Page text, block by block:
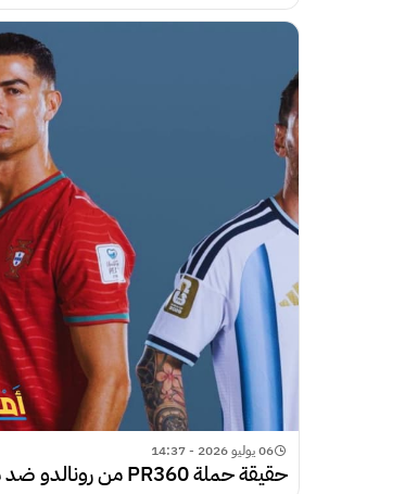
06 يوليو 2026 - 14:37
حقيقة حملة PR360 من رونالدو ضد ميسي في مونديال 2026